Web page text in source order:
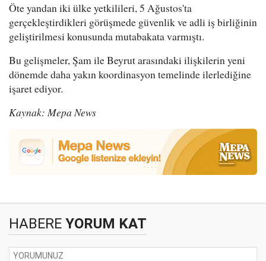
Öte yandan iki ülke yetkilileri, 5 Ağustos'ta
gerçekleştirdikleri görüşmede güvenlik ve adli iş birliğinin
geliştirilmesi konusunda mutabakata varmıştı.
Bu gelişmeler, Şam ile Beyrut arasındaki ilişkilerin yeni
dönemde daha yakın koordinasyon temelinde ilerlediğine
işaret ediyor.
Kaynak: Mepa News
HABERE YORUM KAT